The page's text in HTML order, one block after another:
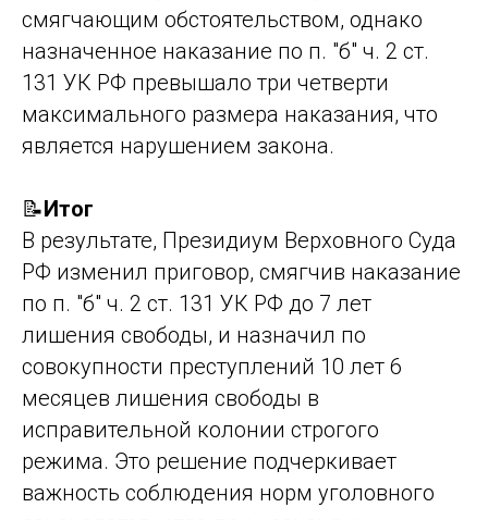
смягчающим обстоятельством, однако
назначенное наказание по п. "б" ч. 2 ст.
131 УК РФ превышало три четверти
максимального размера наказания, что
является нарушением закона.
📝Итог
В результате, Президиум Верховного Суда
РФ изменил приговор, смягчив наказание
по п. "б" ч. 2 ст. 131 УК РФ до 7 лет
лишения свободы, и назначил по
совокупности преступлений 10 лет 6
месяцев лишения свободы в
исправительной колонии строгого
режима. Это решение подчеркивает
важность соблюдения норм уголовного